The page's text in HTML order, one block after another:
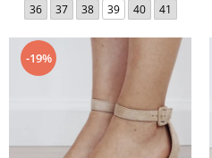
36 37 38 39 40 41
-19%